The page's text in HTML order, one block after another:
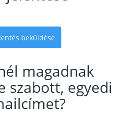
beküldése
magadnak
szabott, egyedi